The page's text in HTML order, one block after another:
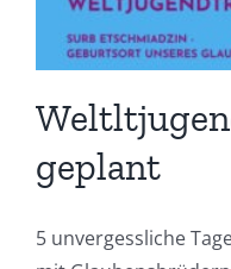
geplant
5 unvergessliche